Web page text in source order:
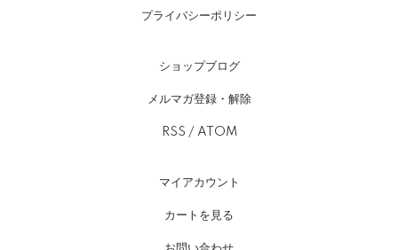
プライバシーポリシー
ショップブログ
メルマガ登録・解除
RSS / ATOM
マイアカウント
カートを見る